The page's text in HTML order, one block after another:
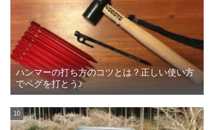
ハンマーの打ち方のコツとは？正しい使い方
でペグを打とう♪